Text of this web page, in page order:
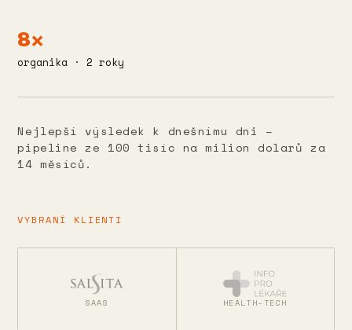
8×
organika · 2 roky
Nejlepší výsledek k dnešnímu dni –
pipeline ze 100 tisíc na milion dolarů za
14 měsíců.
VYBRANÍ KLIENTI
SAAS HEALTH-TECH